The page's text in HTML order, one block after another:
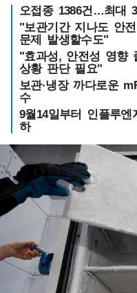
오접종 1386건…최대
"보관기간 지나도 안
문제 발생할수도"
"효과성, 안전성 영향
상황 판단 필요"
보관·냉장 까다로운
수
9월14일부터 인플루
하